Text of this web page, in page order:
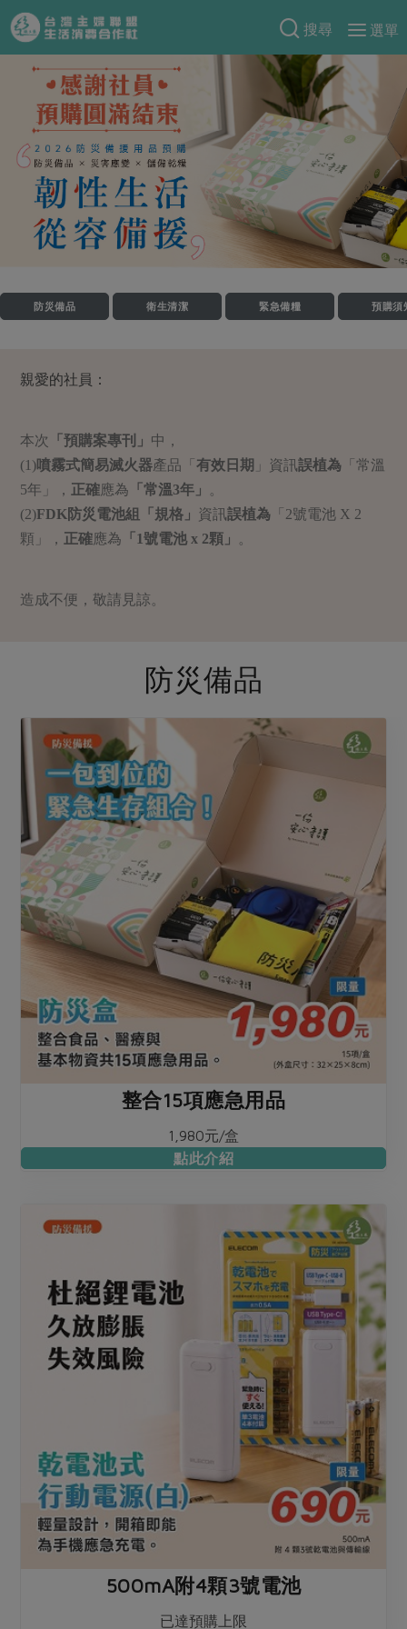
搜尋
選單
產品分類
當季蔬果
一籃菜 當令水果
芽苗類 蕈菇類
辛香料類
蛋 乳製品
豆製品 米麵雜糧
肉品・水產
水畜加工品
調理食材・點心
調味醬料/南北貨 烘焙
保健食品
個人清潔
家庭清潔 織品
日用品 圖書禮品
防災用品
最新產品
優惠專區
素食專區
樂齡友善
食譜料理
食材
米食
麵食
肉食
常備菜
蛋料理
料理方式
烘焙．點心
醬料
湯品．鍋物
涼拌沙拉
異國料理
年菜食譜
養身食補
節慶大餐
高麗菜海鮮煎餅
特別企畫
預購活動
把最好的台灣味帶回家！
2026年端午節預購圓滿結束
合作25-經典快閃最後一週
合作25-精選產品第四彈
合作25-精選產品第三彈
更多當季產品
議題活動
2024農業發展計畫年度報告
更多議題活動
把最好的台灣味帶回家！
綠主張
觀點文章
社內大小事 合作聯合國
樂齡生活
關注議題
減硝酸鹽 惜食
非基改運動 支持本土農糧
減添加物
綠主張月刊
典藏閱覽室
關於合作社
認識合作社
產品檢驗
自主把關
檢驗報告
選舉專區
最新消息
媒體報導
下載專區
地區活動
社務會議 地區活動
活動報下載
重要公告
防災備品 衛生清潔 緊急備糧 預購須
親愛的社員：
本次 「預購案專刊」 中，
(1)噴霧式簡易滅火器產品「有效日期 」資訊誤植為 「常溫
5年」， 正確應為 「常溫3年」 。
(2)FDK防災電池組「規格」 資訊誤植為 「2號電池 X 2
顆」， 正確應為 「1號電池 x 2顆」 。
造成不便，敬請見諒。
防災備品
整合15項應急用品
1,980元/盒
點此介紹
500mA附4顆3號電池
已達預購上限